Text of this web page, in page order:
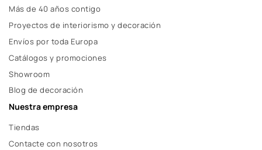
Más de 40 años contigo
Proyectos de interiorismo y decoración
Envíos por toda Europa
Catálogos y promociones
Showroom
Blog de decoración
Nuestra empresa
Tiendas
Contacte con nosotros